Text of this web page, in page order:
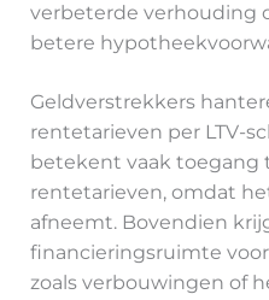
verbeterde verhouding
betere
Geldverstrekkers
rentetarieven per LTV-
betekent vaak toegang
rentetarieven, omdat
afneemt. Bovendien
financieringsruimte
zoals verbouwingen of